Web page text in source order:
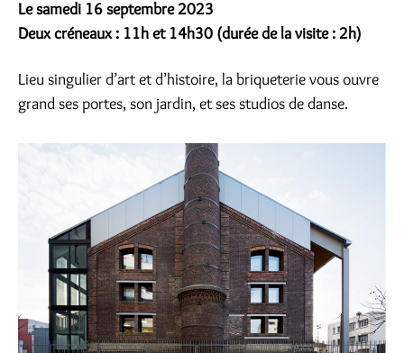
Le samedi 16 septembre 2023
Deux créneaux : 11h et 14h30 (durée de la visite : 2h)
Lieu singulier d’art et d’histoire, la briqueterie vous ouvre
grand ses portes, son jardin, et ses studios de danse.